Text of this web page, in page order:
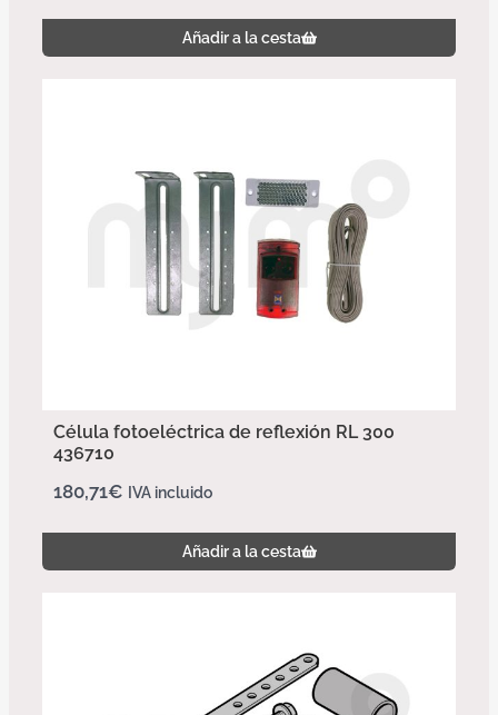
Añadir a la cesta
Célula fotoeléctrica de reflexión RL 300
436710
180,71€ IVA incluido
Añadir a la cesta